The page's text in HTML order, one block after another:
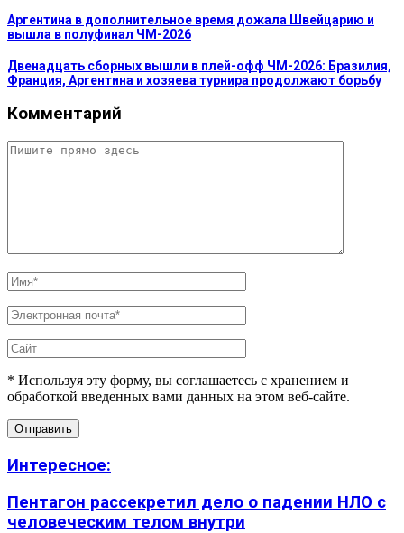
Аргентина в дополнительное время дожала Швейцарию и
вышла в полуфинал ЧМ-2026
Двенадцать сборных вышли в плей-офф ЧМ-2026: Бразилия,
Франция, Аргентина и хозяева турнира продолжают борьбу
Комментарий
* Используя эту форму, вы соглашаетесь с хранением и
обработкой введенных вами данных на этом веб-сайте.
Интересное:
Пентагон рассекретил дело о падении НЛО с
человеческим телом внутри